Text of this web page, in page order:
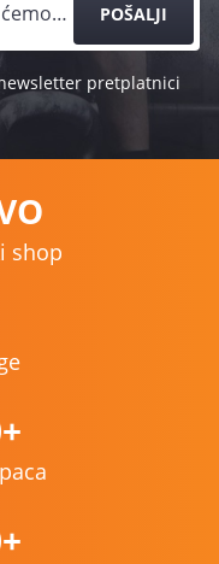
POŠALJI
pretplatnici
shop